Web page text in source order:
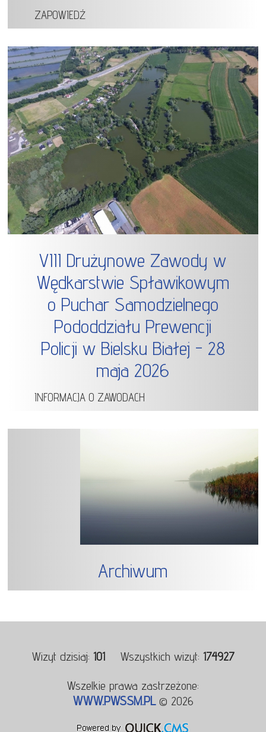
ZAPOWIEDŹ
VIII Drużynowe Zawody w
Wędkarstwie Spławikowym
o Puchar Samodzielnego
Pododdziału Prewencji
Policji w Bielsku Białej - 28
maja 2026
INFORMACJA O ZAWODACH
Archiwum
Wizyt dzisiaj: 101 Wszystkich wizyt: 174927
Wszelkie prawa zastrzeżone:
WWW.PWSSM.PL© 2026